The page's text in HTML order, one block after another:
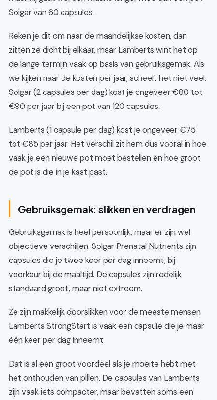
Solgar van 60 capsules.
Reken je dit om naar de maandelijkse kosten, dan
zitten ze dicht bij elkaar, maar Lamberts wint het op
de lange termijn vaak op basis van gebruiksgemak. Als
we kijken naar de kosten per jaar, scheelt het niet veel.
Solgar (2 capsules per dag) kost je ongeveer €80 tot
€90 per jaar bij een pot van 120 capsules.
Lamberts (1 capsule per dag) kost je ongeveer €75
tot €85 per jaar. Het verschil zit hem dus vooral in hoe
vaak je een nieuwe pot moet bestellen en hoe groot
de pot is die in je kast past.
Gebruiksgemak: slikken en verdragen
Gebruiksgemak is heel persoonlijk, maar er zijn wel
objectieve verschillen. Solgar Prenatal Nutrients zijn
capsules die je twee keer per dag inneemt, bij
voorkeur bij de maaltijd. De capsules zijn redelijk
standaard groot, maar niet extreem.
Ze zijn makkelijk doorslikken voor de meeste mensen.
Lamberts StrongStart is vaak een capsule die je maar
één keer per dag inneemt.
Dat is al een groot voordeel als je moeite hebt met
het onthouden van pillen. De capsules van Lamberts
zijn vaak iets compacter, maar bevatten soms een